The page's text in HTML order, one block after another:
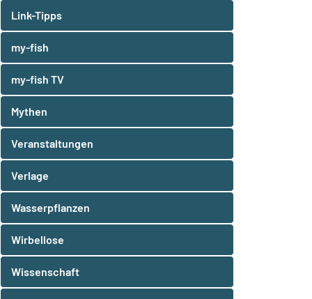
Link-Tipps
my-fish
my-fish TV
Mythen
Veranstaltungen
Verlage
Wasserpflanzen
Wirbellose
Wissenschaft